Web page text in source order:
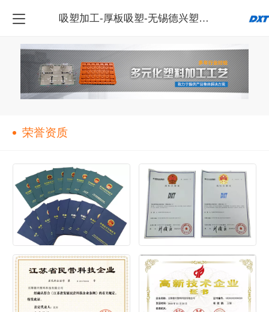
吸塑加工-厚板吸塑-无锡德兴塑料科技有限公司
荣誉资质